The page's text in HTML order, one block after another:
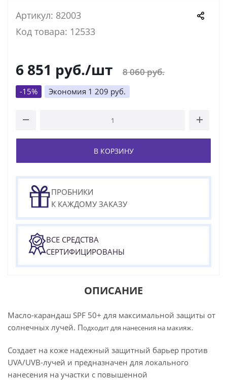
Артикул: 82003
Код товара: 12533
6 851 руб./шт 8 060руб.
-15% Экономия 1 209 руб.
В КОРЗИНУ
ПРОБНИКИ
К КАЖДОМУ ЗАКАЗУ
ВСЕ СРЕДСТВА
СЕРТИФИЦИРОВАНЫ
ОПИСАНИЕ
Масло-карандаш SPF 50+ для максимальной защиты от
солнечных лучей. Подходит для нанесения на макияж.
Создает на коже надежный защитный барьер против
UVA/UVB-лучей и предназначен для локального
нанесения на участки с повышенной